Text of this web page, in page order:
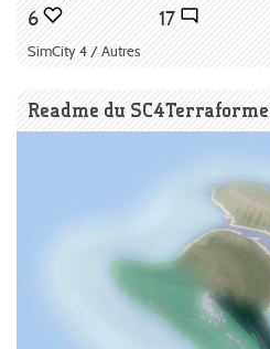
6 17
SimCity 4 / Autres
Readme du